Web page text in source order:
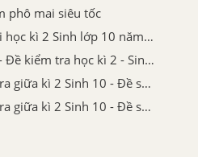
phô mai siêu tốc
Giải đề thi học kì 2 Sinh lớp 10 năm 2020-2021 THPT Yên Định 1 - Thanh Hóa
Đề số 11 - Đề kiểm tra học kì 2 - Sinh 10
Đề kiểm tra giữa kì 2 Sinh 10 - Đề số 5 có lời giải chi tiết
Đề kiểm tra giữa kì 2 Sinh 10 - Đề số 4 có lời giải chi tiết